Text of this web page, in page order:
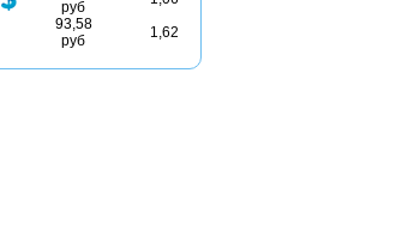
руб
93,58
руб
1,62